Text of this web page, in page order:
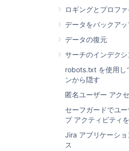
ロギングとプロフ
データをバックアッ
データの復元
サーチのインデク
robots.txt を使用し
ンから隠す
匿名ユーザー アク
セーフガードでユ
プ アクティビティ
Jira アプリケーシ
ス
を実行します。
Jira を停止するに
<installation-
実行します。
Jira は専用ユーザー アカ
ことをお勧めします。こ
runasコマンドを使用し
> runas /env /
発生している場合のトラ
に役立ちます (起動時に
する、アプリで不具合が
から削除できないなど)。
続的ではないため、起動
れ、Jira を再起動する必
適用する必要があります。
start-jira.bat ファイルを
用する場合、システム起
を指定する必要がありま
<installation-
start-jira.bat を使用して
Jira をサービスとしてイ
合、以下のコマンドのい
$ sudo /etc/init.d/
sudo
イルを使用して Jira を手
止することはできません
サービスとして手動でイ
た場合...
Jira をサービスとしてイ
要があります。
Jira を開始するに
<installation-
Jira を停止するに
実行します。
アプリを無効化して手動
Jira は、すべての非シス
動できます。これは、こ
アプリによって Jira イン
発生している場合のトラ
する、アプリで不具合が
から削除できないなど)。
続的ではないため、起動
れ、Jira を再起動する必